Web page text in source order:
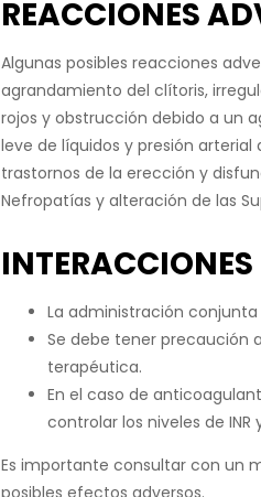
REACCIONES
Algunas posibles reacciones
agrandamiento del clítoris,
rojos y obstrucción debido a un
leve de líquidos y presión
trastornos de la erección y
Nefropatías y alteración de las
La administración
Se debe tener precaución
terapéutica.
En el caso de
controlar los niveles de
Es importante consultar con un
posibles efectos adversos.